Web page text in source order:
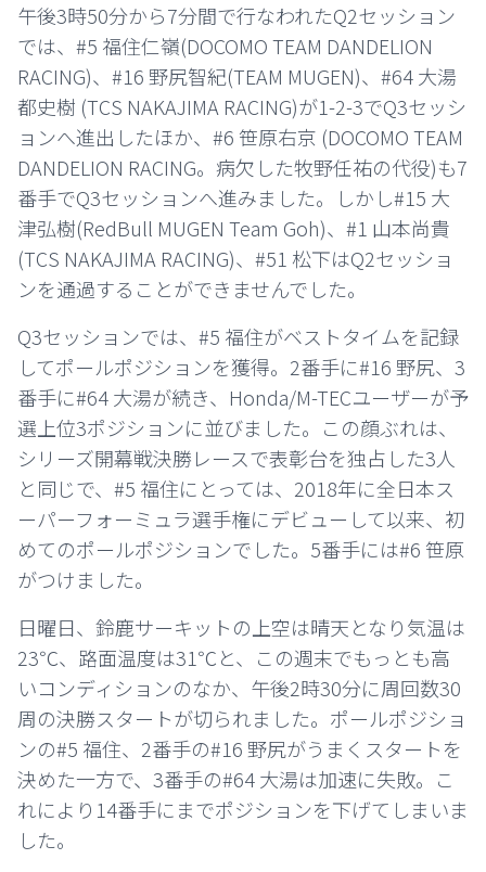
午後3時50分から7分間で行なわれたQ2セッション
では、#5 福住仁嶺(DOCOMO TEAM DANDELION
RACING)、#16 野尻智紀(TEAM MUGEN)、#64 大湯
都史樹 (TCS NAKAJIMA RACING)が1-2-3でQ3セッシ
ョンへ進出したほか、#6 笹原右京 (DOCOMO TEAM
DANDELION RACING。病欠した牧野任祐の代役)も7
番手でQ3セッションへ進みました。しかし#15 大
津弘樹(RedBull MUGEN Team Goh)、#1 山本尚貴
(TCS NAKAJIMA RACING)、#51 松下はQ2セッショ
ンを通過することができませんでした。
Q3セッションでは、#5 福住がベストタイムを記録
してポールポジションを獲得。2番手に#16 野尻、3
番手に#64 大湯が続き、Honda/M-TECユーザーが予
選上位3ポジションに並びました。この顔ぶれは、
シリーズ開幕戦決勝レースで表彰台を独占した3人
と同じで、#5 福住にとっては、2018年に全日本ス
ーパーフォーミュラ選手権にデビューして以来、初
めてのポールポジションでした。5番手には#6 笹原
がつけました。
日曜日、鈴鹿サーキットの上空は晴天となり気温は
23℃、路面温度は31℃と、この週末でもっとも高
いコンディションのなか、午後2時30分に周回数30
周の決勝スタートが切られました。ポールポジショ
ンの#5 福住、2番手の#16 野尻がうまくスタートを
決めた一方で、3番手の#64 大湯は加速に失敗。こ
れにより14番手にまでポジションを下げてしまいま
した。